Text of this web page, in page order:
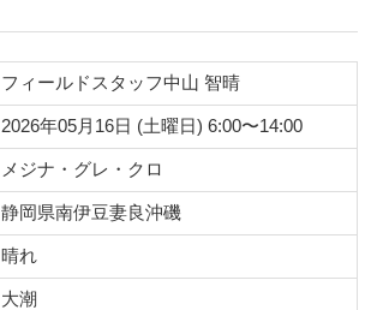
フィールドスタッフ中山 智晴
2026年05月16日 (土曜日) 6:00〜14:00
メジナ・グレ・クロ
静岡県南伊豆妻良沖磯
晴れ
大潮